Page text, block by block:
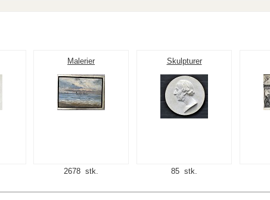
Malerier Skulpturer
2678 stk. 85 stk.